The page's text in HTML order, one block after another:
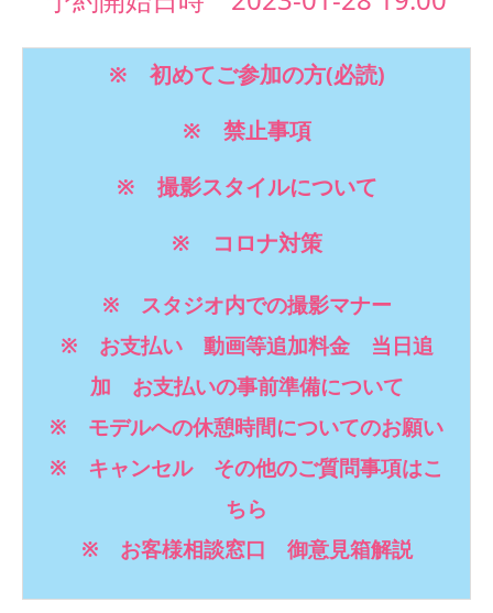
※ 初めてご参加の方(必読)
※ 禁止事項
※ 撮影スタイルについて
※ コロナ対策
※ スタジオ内での撮影マナー
※ お支払い 動画等追加料金 当日追
加 お支払いの事前準備について
※ モデルへの休憩時間についてのお願い
※ キャンセル その他のご質問事項はこ
ちら
※ お客様相談窓口 御意見箱解説